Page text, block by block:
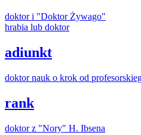
doktori "DoktorŻywago"
hrabia lub doktor
adiunkt
doktornauk o krok od
rank
doktorz "Nory" H. Ibsena